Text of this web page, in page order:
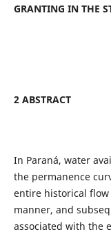
GRANTING IN THE
2 ABSTRACT
In Paraná, water
the permanence
entire historical
manner, and
associated with the